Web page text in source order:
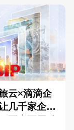
云×滴滴企
几千家企业